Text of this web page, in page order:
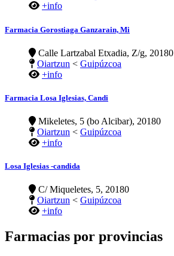
+info
Farmacia Gorostiaga Ganzarain, Mi
Calle Lartzabal Etxadia, Z/g, 20180
Oiartzun < Guipúzcoa
+info
Farmacia Losa Iglesias, Candi
Mikeletes, 5 (bo Alcibar), 20180
Oiartzun < Guipúzcoa
+info
Losa Iglesias -candida
C/ Miqueletes, 5, 20180
Oiartzun < Guipúzcoa
+info
Farmacias por provincias